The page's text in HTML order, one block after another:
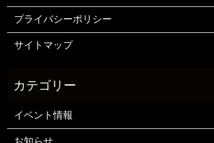
プライバシーポリシー
サイトマップ
イベント情報